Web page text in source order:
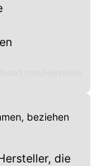
beziehen
die